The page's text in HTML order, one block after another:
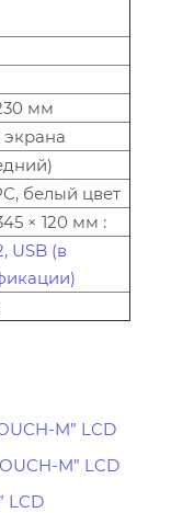
мм
экрана
белый цвет
× 120 мм :
USB (в
M” LCD
M” LCD
LCD